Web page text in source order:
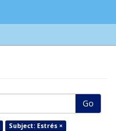
Go
Subject: Estrés ×